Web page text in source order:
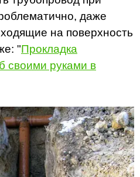
даже
на поверхность
"Прокладка
своими руками в